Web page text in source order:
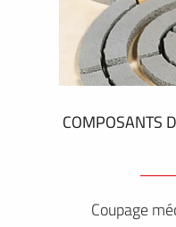
COMPOSANTS
Coupage